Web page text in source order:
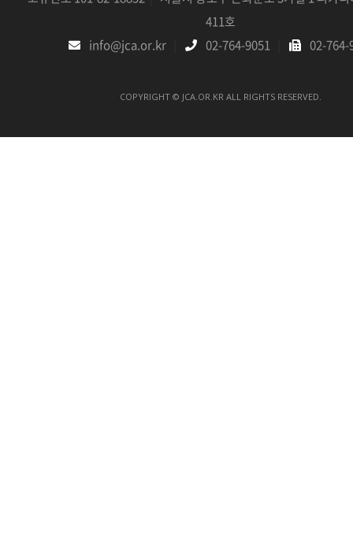
411호
info@jca.or.kr
02-764-9051 02-764-
COPYRIGHT © JCA.OR.KR ALL RIGHTS RESERVED.